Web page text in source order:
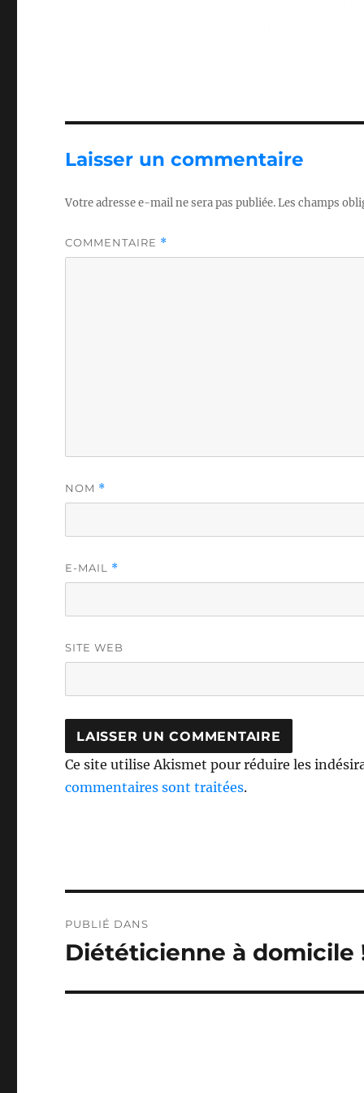
Laisser un commentaire
Votre adresse e-mail ne sera pas publiée.Les champs
COMMENTAIRE *
NOM *
E-MAIL *
SITE WEB
Ce site utilise Akismet pour réduire les
commentaires sont traitées.
de
l’article
PUBLIÉ DANS
Diététicienne à domicile